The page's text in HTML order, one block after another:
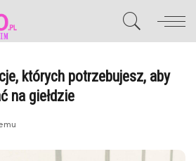
których potrzebujesz, aby
na giełdzie